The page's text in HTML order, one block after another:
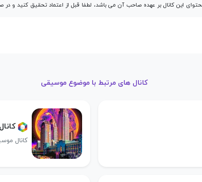
این کانال بر عهده صاحب آن می باشد، لطفا قبل از اعتماد تحقیق کنید و
کانال های مرتبط با موضوع موسیقی
کانال
کانال